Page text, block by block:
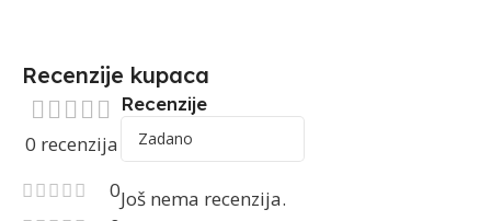
Recenzije kupaca
0 recenzija
0
Recenzije
Još nema recenzija.